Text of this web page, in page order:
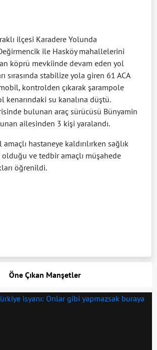
ilçesi Karadere Yolunda
ile Hasköy mahallelerini
köprü mevkiinde devam eden yol
sırasında stabilize yola giren 61 ACA
kontrolden çıkarak şarampole
kenarındaki su kanalına düştü.
bulunan araç sürücüsü Bünyamin
ailesinden 3 kişi yaralandı.
hastaneye kaldırılırken sağlık
olduğu ve tedbir amaçlı müşahede
öğrenildi.
Öne Çıkan Manşetler